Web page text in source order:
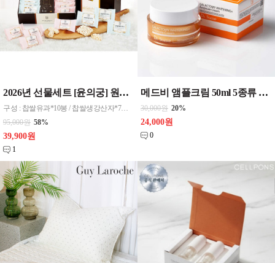
2026년 선물세트 [윤의궁] 원앙 한과 3종
구성 : 찹쌀유과*10봉 / 찹쌀생강산자*7봉 / 궁중약과*10봉 포장 : 핸디케이스
95,000원 58%
39,900원
1
메드비 앰플크림 50ml 5종류 닥터썸에이지컨트롤/닥터썸워터드롭/닥터썸E.G.F.리커버/닥터썸갈락토미미백/닥터썸레드클리어
30,000원 20%
24,000원
0